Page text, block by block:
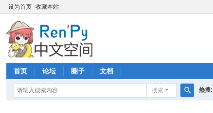
设为首页 收藏本站
首页 论坛 圈子 文档
搜索 热搜: